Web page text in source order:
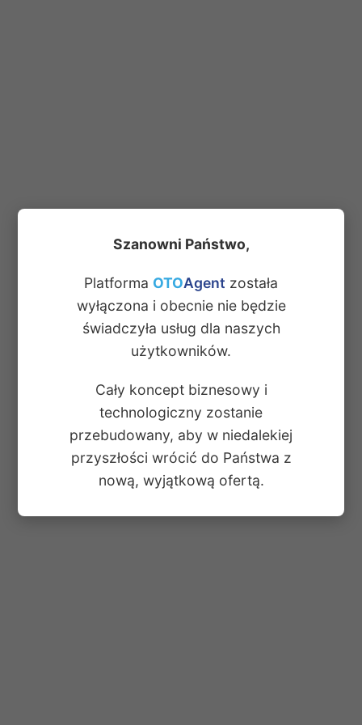
Szanowni Państwo,
Platforma OTOAgent została
wyłączona i obecnie nie będzie
świadczyła usług dla naszych
użytkowników.
Cały koncept biznesowy i
technologiczny zostanie
przebudowany, aby w niedalekiej
przyszłości wrócić do Państwa z
nową, wyjątkową ofertą.